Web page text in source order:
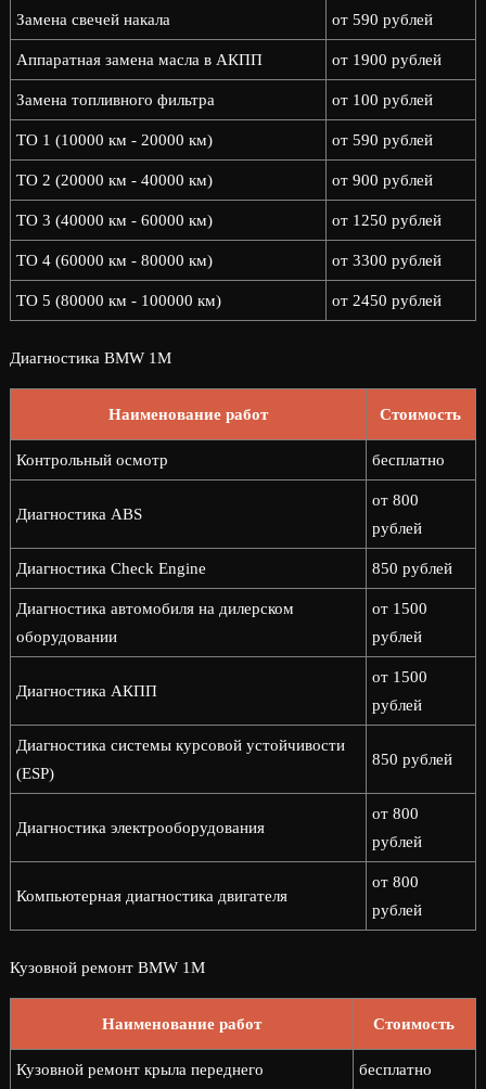
Замена свечей накала от 590 рублей
Аппаратная замена масла в АКПП от 1900 рублей
Замена топливного фильтра от 100 рублей
ТО 1 (10000 км - 20000 км) от 590 рублей
ТО 2 (20000 км - 40000 км) от 900 рублей
ТО 3 (40000 км - 60000 км) от 1250 рублей
ТО 4 (60000 км - 80000 км) от 3300 рублей
ТО 5 (80000 км - 100000 км) от 2450 рублей
Диагностика BMW 1M
Наименование работ Стоимость
Контрольный осмотр бесплатно
Диагностика ABS
от 800
рублей
Диагностика Check Engine 850 рублей
Диагностика автомобиля на дилерском
оборудовании
от 1500
рублей
Диагностика АКПП
от 1500
рублей
Диагностика системы курсовой устойчивости
(ESP)
850 рублей
Диагностика электрооборудования
от 800
рублей
Компьютерная диагностика двигателя
от 800
рублей
Кузовной ремонт BMW 1M
Наименование работ Стоимость
Кузовной ремонт крыла переднего бесплатно